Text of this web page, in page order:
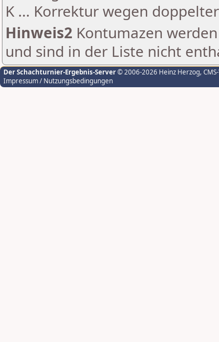
K ... Korrektur wegen
Hinweis2 Kontumazen
und sind in der Liste nicht
Der Schachturnier-Ergebnis-Server© 2006-2026 Heinz Herzog,
Impressum / Nutzungsbedingungen